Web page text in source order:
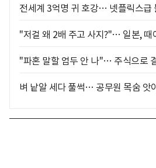
전세계 3억명 귀 호강… 넷플릭스급
"저걸 왜 2배 주고 사지?"… 일본, 때
"파혼 말할 엄두 안 나"… 주식으로
벼 낱알 세다 풀썩… 공무원 목숨 앗